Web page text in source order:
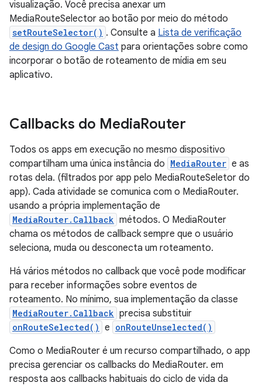
visualização. Você precisa anexar um
MediaRouteSelector ao botão por meio do método
setRouteSelector() . Consulte a Lista de verificação
de design do Google Cast para orientações sobre como
incorporar o botão de roteamento de mídia em seu
aplicativo.
Callbacks do MediaRouter
Todos os apps em execução no mesmo dispositivo
compartilham uma única instância do MediaRouter e as
rotas dela. (filtrados por app pelo MediaRouteSeletor do
app). Cada atividade se comunica com o MediaRouter.
usando a própria implementação de
MediaRouter.Callback métodos. O MediaRouter
chama os métodos de callback sempre que o usuário
seleciona, muda ou desconecta um roteamento.
Há vários métodos no callback que você pode modificar
para receber informações sobre eventos de
roteamento. No mínimo, sua implementação da classe
MediaRouter.Callback precisa substituir
onRouteSelected() e onRouteUnselected()
Como o MediaRouter é um recurso compartilhado, o app
precisa gerenciar os callbacks do MediaRouter. em
resposta aos callbacks habituais do ciclo de vida da